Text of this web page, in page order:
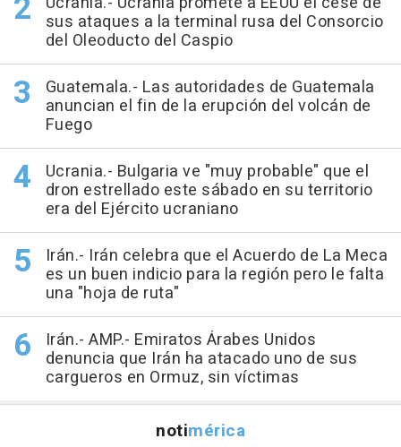
sus ataques a la terminal rusa del Consorcio
del Oleoducto del Caspio
Guatemala.- Las autoridades de Guatemala
anuncian el fin de la erupción del volcán de
Fuego
Ucrania.- Bulgaria ve "muy probable" que el
dron estrellado este sábado en su territorio
era del Ejército ucraniano
Irán.- Irán celebra que el Acuerdo de La Meca
es un buen indicio para la región pero le falta
una "hoja de ruta"
Irán.- AMP.- Emiratos Árabes Unidos
denuncia que Irán ha atacado uno de sus
cargueros en Ormuz, sin víctimas
notimérica